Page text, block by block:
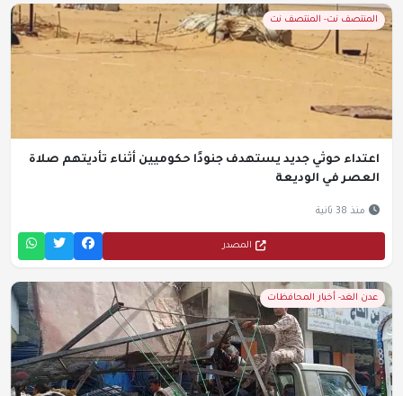
المنتصف نت- المنتصف نت
اعتداء حوثي جديد يستهدف جنودًا حكوميين أثناء تأديتهم صلاة
العصر في الوديعة
منذ 38 ثانية
المصدر
عدن الغد- أخبار المحافظات